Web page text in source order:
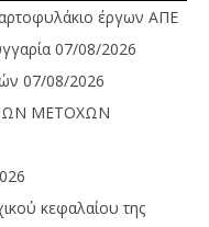
έργων ΑΠΕ
07/08/2026
07/08/2026
ΜΕΤΟΧΩΝ
κεφαλαίου της